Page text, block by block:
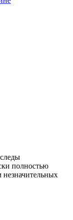
полностью